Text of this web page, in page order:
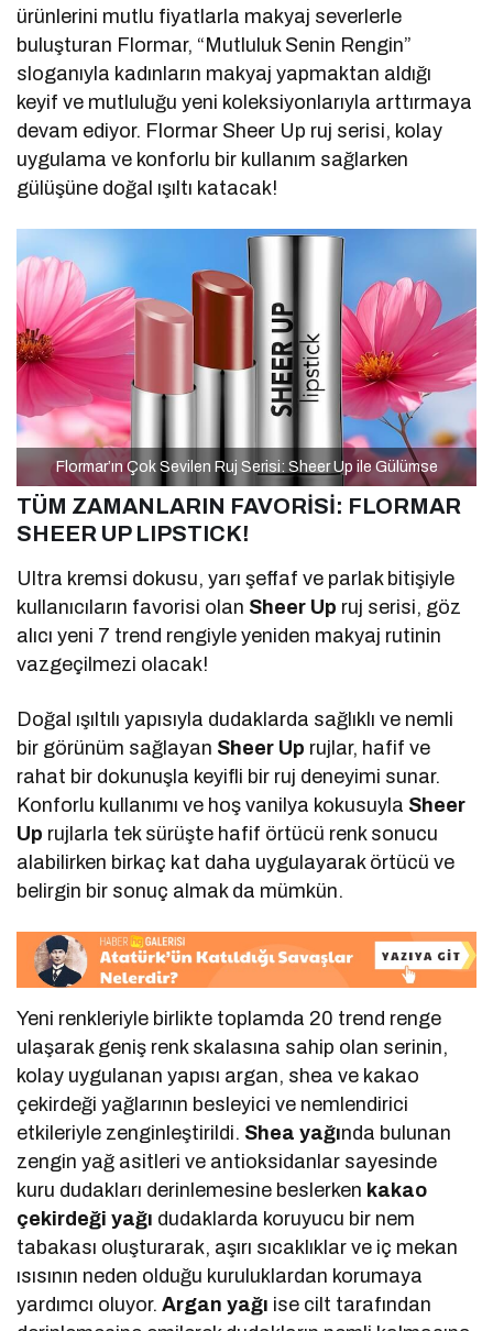
ürünlerini mutlu fiyatlarla makyaj severlerle
buluşturan Flormar, “Mutluluk Senin Rengin”
sloganıyla kadınların makyaj yapmaktan aldığı
keyif ve mutluluğu yeni koleksiyonlarıyla arttırmaya
devam ediyor. Flormar Sheer Up ruj serisi, kolay
uygulama ve konforlu bir kullanım sağlarken
gülüşüne doğal ışıltı katacak!
Flormar’ın Çok Sevilen Ruj Serisi: Sheer Up ile Gülümse
TÜM ZAMANLARIN FAVORİSİ: FLORMAR
SHEER UP LIPSTICK!
Ultra kremsi dokusu, yarı şeffaf ve parlak bitişiyle
kullanıcıların favorisi olan Sheer Up ruj serisi, göz
alıcı yeni 7 trend rengiyle yeniden makyaj rutinin
vazgeçilmezi olacak!
Doğal ışıltılı yapısıyla dudaklarda sağlıklı ve nemli
bir görünüm sağlayan Sheer Up rujlar, hafif ve
rahat bir dokunuşla keyifli bir ruj deneyimi sunar.
Konforlu kullanımı ve hoş vanilya kokusuyla Sheer
Up rujlarla tek sürüşte hafif örtücü renk sonucu
alabilirken birkaç kat daha uygulayarak örtücü ve
belirgin bir sonuç almak da mümkün.
Yeni renkleriyle birlikte toplamda 20 trend renge
ulaşarak geniş renk skalasına sahip olan serinin,
kolay uygulanan yapısı argan, shea ve kakao
çekirdeği yağlarının besleyici ve nemlendirici
etkileriyle zenginleştirildi. Shea yağında bulunan
zengin yağ asitleri ve antioksidanlar sayesinde
kuru dudakları derinlemesine beslerken kakao
çekirdeğiyağı dudaklarda koruyucu bir nem
tabakası oluşturarak, aşırı sıcaklıklar ve iç mekan
ısısının neden olduğu kuruluklardan korumaya
yardımcı oluyor.Argan yağı ise cilt tarafından